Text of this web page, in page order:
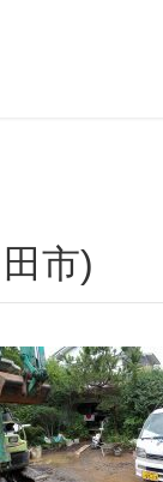
wp-
市)